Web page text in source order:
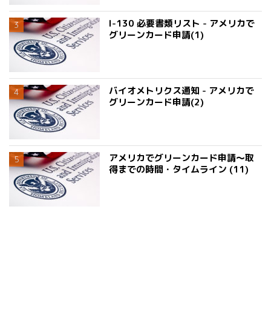
I-130 必要書類リスト - アメリカで
グリーンカード申請(1)
バイオメトリクス通知 - アメリカで
グリーンカード申請(2)
アメリカでグリーンカード申請〜取
得までの時間・タイムライン (11)